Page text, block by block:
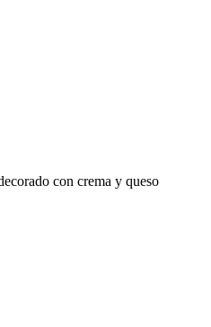
con crema y queso